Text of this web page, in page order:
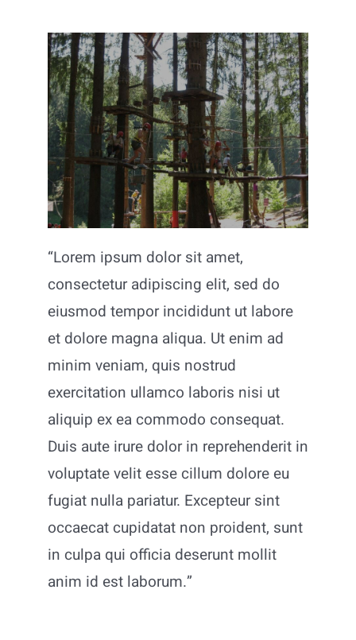
“Lorem ipsum dolor sit amet,
consectetur adipiscing elit, sed do
eiusmod tempor incididunt ut labore
et dolore magna aliqua. Ut enim ad
minim veniam, quis nostrud
exercitation ullamco laboris nisi ut
aliquip ex ea commodo consequat.
Duis aute irure dolor in reprehenderit in
voluptate velit esse cillum dolore eu
fugiat nulla pariatur. Excepteur sint
occaecat cupidatat non proident, sunt
in culpa qui officia deserunt mollit
anim id est laborum.”